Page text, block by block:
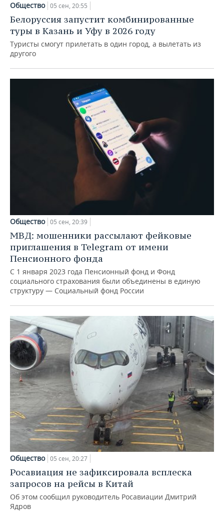
Общество 05 сен, 20:55
Белоруссия запустит комбинированные
туры в Казань и Уфу в 2026 году
Туристы смогут прилетать в один город, а вылетать из
другого
Общество 05 сен, 20:39
МВД: мошенники рассылают фейковые
приглашения в Telegram от имени
Пенсионного фонда
С 1 января 2023 года Пенсионный фонд и Фонд
социального страхования были объединены в единую
структуру — Социальный фонд России
Общество 05 сен, 20:27
Росавиация не зафиксировала всплеска
запросов на рейсы в Китай
Об этом сообщил руководитель Росавиации Дмитрий
Ядров